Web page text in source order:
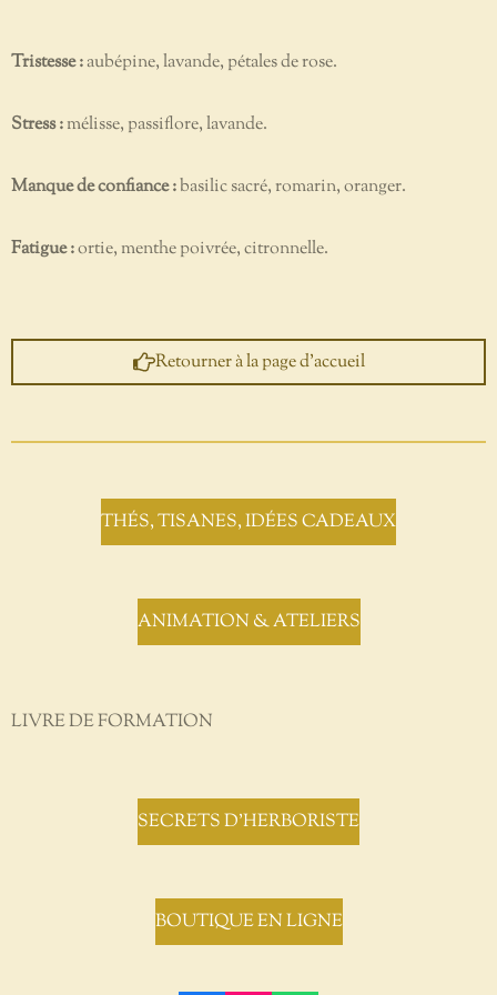
Tristesse :aubépine, lavande, pétales de rose.
Stress :mélisse, passiflore, lavande.
Manque de confiance :basilic sacré, romarin, oranger.
Fatigue :ortie, menthe poivrée, citronnelle.
Retourner à la page d'accueil
THÉS, TISANES, IDÉES CADEAUX
ANIMATION & ATELIERS
LIVRE DE FORMATION
SECRETS D'HERBORISTE
BOUTIQUE EN LIGNE